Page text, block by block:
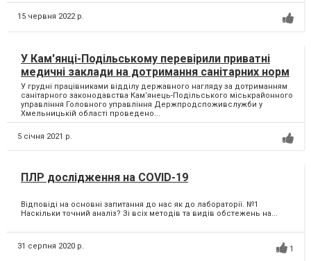
15 червня 2022 р.
У Кам'янці-Подільському перевірили приватні
медичні заклади на дотримання санітарних норм
У грудні працівниками відділу державного нагляду за дотриманням
санітарного законодавства Кам’янець-Подільського міськрайонного
управління Головного управління Держпродспоживслужби у
Хмельницькій області проведено...
5 січня 2021 р.
ПЛР дослідження на COVID-19
Відповіді на основні запитання до нас як до лабораторії. №1
Наскільки точний аналіз? Зі всіх методів та видів обстежень на...
31 серпня 2020 р. 1